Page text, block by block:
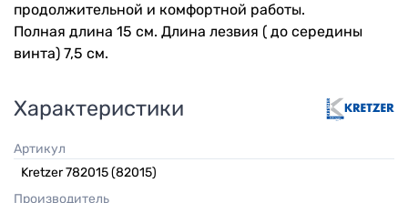
продолжительной и комфортной работы.
Полная длина 15 см. Длина лезвия ( до середины
винта) 7,5 см.
Характеристики
Артикул
Kretzer 782015 (82015)
Производитель